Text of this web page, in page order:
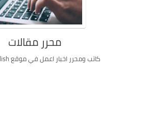
محرر مقالات
كاتب ومحرر اخبار اعمل في موقع learn english .